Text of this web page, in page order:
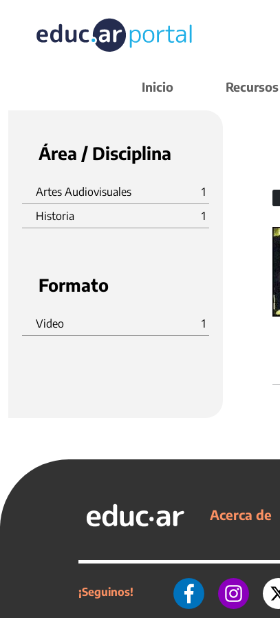
Inicio Recursos
Área / Disciplina
Artes Audiovisuales
1
Historia
1
Formato
Video 1
Acerca de
¡Seguinos!